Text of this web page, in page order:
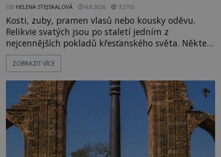
OD HELENA STEJSKALOVÁ 6.8.2026 3.2TIS
Kosti, zuby, pramen vlasů nebo kousky oděvu.
Relikvie svatých jsou po staletí jedním z
nejcennějších pokladů křesťanského světa. Některé
mají pečlivě doloženou historii, jiné provází
záhady, krádeže i nečekané objevy. Jejich osudy
o skutečné historické události. Ve středověké
Evropě mají relikvie mimořádnou hodnotu. Nejsou
jen předmětem úcty
ZOBRAZIT VÍCE